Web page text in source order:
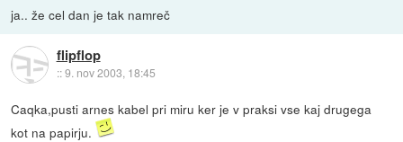
ja.. že cel dan je tak namreč
flipflop
::9. nov 2003, 18:45
Caqka,pusti arnes kabel pri miru ker je v praksi vse kaj drugega
kot na papirju.